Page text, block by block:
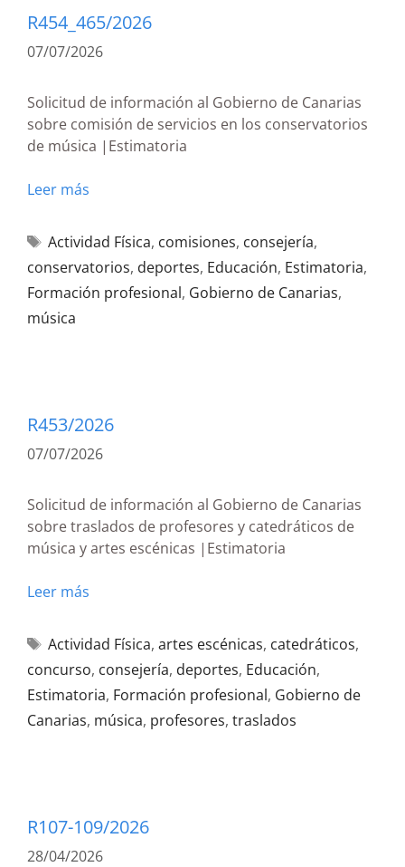
R454_465/2026
07/07/2026
Solicitud de información al Gobierno de Canarias
sobre comisión de servicios en los conservatorios
de música |Estimatoria
Leer más
Actividad Física, comisiones, consejería,
conservatorios, deportes, Educación, Estimatoria,
Formación profesional, Gobierno de Canarias,
música
R453/2026
07/07/2026
Solicitud de información al Gobierno de Canarias
sobre traslados de profesores y catedráticos de
música y artes escénicas |Estimatoria
Leer más
Actividad Física, artes escénicas, catedráticos,
concurso, consejería, deportes, Educación,
Estimatoria, Formación profesional, Gobierno de
Canarias, música, profesores, traslados
R107-109/2026
28/04/2026